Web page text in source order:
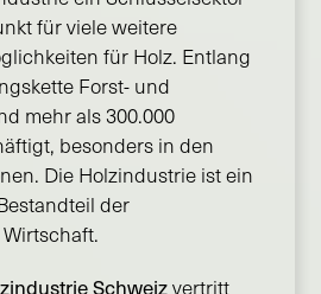
für viele weitere
für Holz. Entlang
Forst- und
mehr als 300.000
besonders in den
Die Holzindustrie ist ein
der
Schweizvertritt